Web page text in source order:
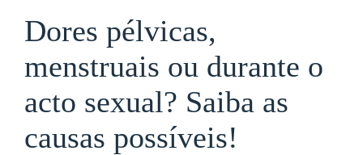
Dores pélvicas,
menstruais ou durante o
acto sexual? Saiba as
causas possíveis!